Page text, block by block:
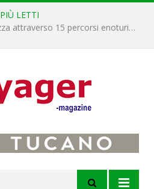
PIÙ LETTI
L’Oltrepò pavese si valorizza attraverso 15 percorsi enoturistici